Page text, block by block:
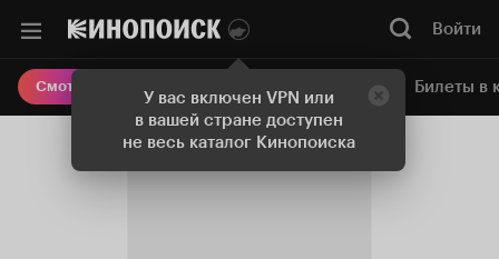
У вас включен VPN или
в вашей стране доступен
не весь каталог Кинопоиска
Войти
Смотреть кино Онлайн-кинотеатр Билеты в